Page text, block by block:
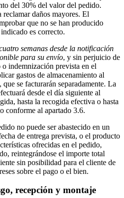
del 30% del valor del pedido.
daños mayores. El
que no se han producido
es correcto.
semanas desde la notificación
para su envío, y sin perjuicio de
indemnización prevista en el
gastos de almacenamiento al
se facturarán separadamente. La
desde el día siguiente al
hasta la recogida efectiva o hasta
conforme al apartado 3.6.
no puede ser abastecido en un
de entrega prevista, o el producto
ofrecidas en el pedido,
reintegrándose el importe total
sin posibilidad para el cliente de
sobre el pago o el bien.
recepción y montaje